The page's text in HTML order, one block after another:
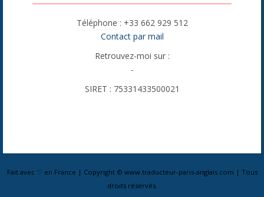
Téléphone : +33 662 929 512
Contact par mail
Retrouvez-moi sur :
-
SIRET : 75331433500021
Fait avec ♡ en France | Copyright © www.traducteur-paris-anglais.com | Tous
droits réservés.